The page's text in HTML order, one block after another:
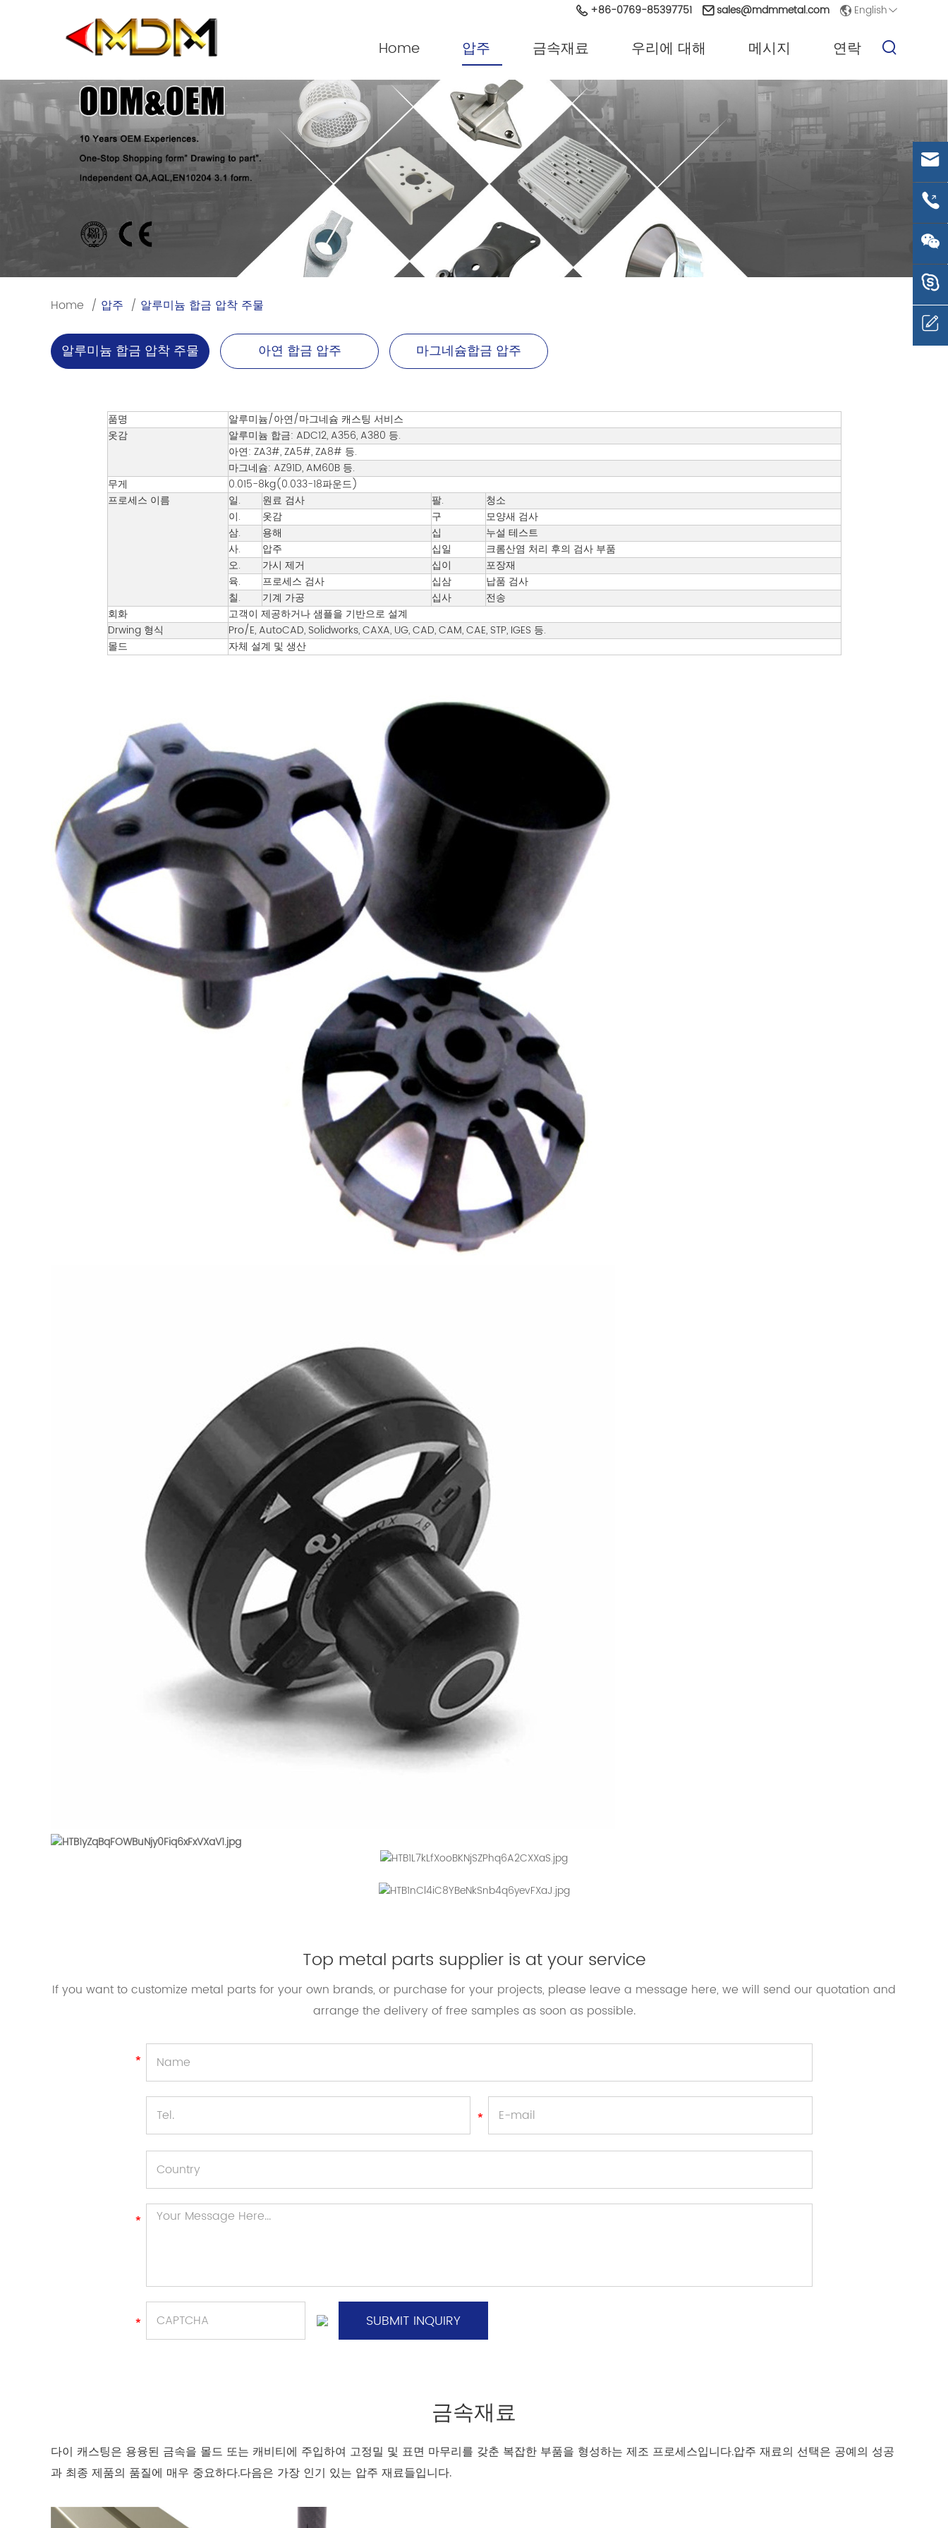
English
sales@mdmmetal.com
+86-0769-85397751
Home 압주 금속재료 우리에 대해 메시지 연락
Home / 압주 / 알루미늄 합금 압착 주물
알루미늄 합금 압착 주물 아연 합금 압주 마그네슘합금 압주
품명
알루미늄/아연/마그네슘 캐스팅 서비스
옷감
알루미늄 합금: ADC12, A356, A380 등.
아연: ZA3#, ZA5#, ZA8# 등.
마그네슘: AZ91D, AM60B 등.
무게
0.015-8kg(0.033-18파운드)
프로세스 이름
일. 원료 검사 팔.
청소
이.
옷감 구
모양새 검사
삼.
용해 십
누설 테스트
사.
압주 십일
크롬산염 처리 후의 검사 부품
오.
가시 제거 십이
포장재
육.
프로세스 검사 십삼
납품 검사
칠.
기계 가공 십사
전송
회화
고객이 제공하거나 샘플을 기반으로 설계
Drwing 형식
Pro/E, AutoCAD, Solidworks, CAXA, UG, CAD, CAM, CAE, STP, IGES 등.
몰드
자체 설계 및 생산
Top metal parts supplier is at your service
If you want to customize metal parts for your own brands, or purchase for your projects, please leave a message here, we will send our quotation and
arrange the delivery of free samples as soon as possible.
금속재료
다이 캐스팅은 용융된 금속을 몰드 또는 캐비티에 주입하여 고정밀 및 표면 마무리를 갖춘 복잡한 부품을 형성하는 제조 프로세스입니다.압주 재료의 선택은 공예의 성공
과 최종 제품의 품질에 매우 중요하다.다음은 가장 인기 있는 압주 재료들입니다.